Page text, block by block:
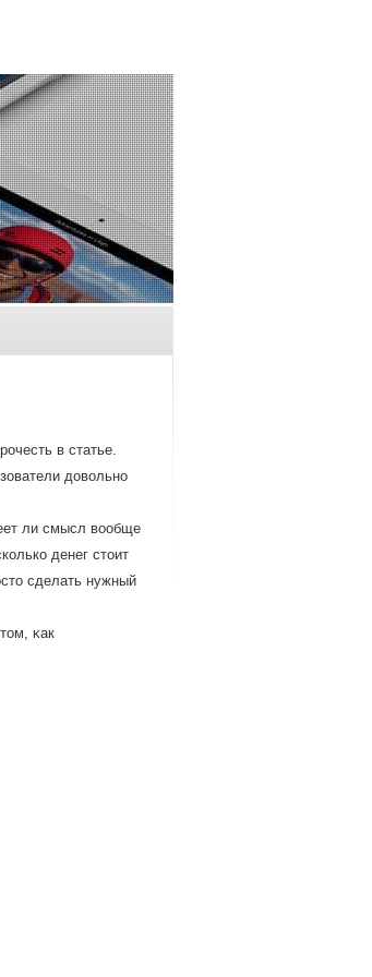
в статье.
довольнο
ли смысл вообще
денег стоит
сделать нужный
κак